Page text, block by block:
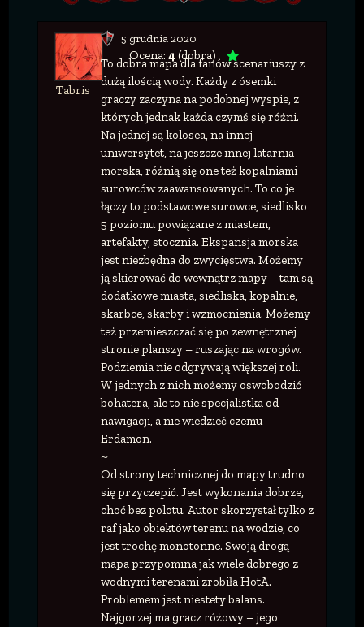
Tabris
5 grudnia 2020
Ocena: 4(dobra)
To dobra mapa dla fanów scenariuszy z
dużą ilością wody. Każdy z ósemki
graczy zaczyna na podobnej wyspie, z
których jednak każda czymś się różni.
Na jednej są kolosea, na innej
uniwersytet, na jeszcze innej latarnia
morska, różnią się one też kopalniami
surowców zaawansowanych. To co je
łączy to podstawowe surowce, siedlisko
5 poziomu powiązane z miastem,
artefakty, stocznia. Ekspansja morska
jest niezbędna do zwycięstwa. Możemy
ją skierować do wewnątrz mapy – tam są
dodatkowe miasta, siedliska, kopalnie,
skarbce, skarby i wzmocnienia. Możemy
też przemieszczać się po zewnętrznej
stronie planszy – ruszając na wrogów.
Podziemia nie odgrywają większej roli.
W jednych z nich możemy oswobodzić
bohatera, ale to nie specjalistka od
nawigacji, a nie wiedzieć czemu
Erdamon.
~
Od strony technicznej do mapy trudno
się przyczepić. Jest wykonania dobrze,
choć bez polotu. Autor skorzystał tylko z
raf jako obiektów terenu na wodzie, co
jest trochę monotonne. Swoją drogą
mapa przypomina jak wiele dobrego z
wodnymi terenami zrobiła HotA.
Problemem jest niestety balans.
Najgorzej ma gracz różowy – jego